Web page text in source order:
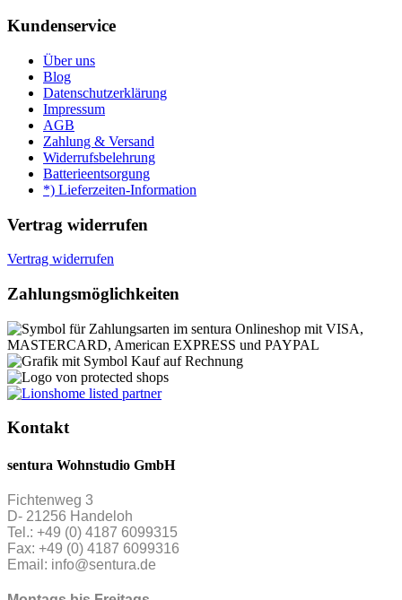
Kundenservice
Über uns
Blog
Datenschutzerklärung
Impressum
AGB
Zahlung & Versand
Widerrufsbelehrung
Batterieentsorgung
*) Lieferzeiten-Information
Vertrag widerrufen
Vertrag widerrufen
Zahlungsmöglichkeiten
Kontakt
sentura Wohnstudio GmbH
Fichtenweg 3
D- 21256 Handeloh
Tel.: +49 (0) 4187 6099315
Fax: +49 (0) 4187 6099316
Email: info@sentura.de